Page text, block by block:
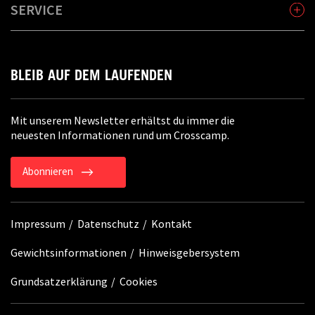
SERVICE
BLEIB AUF DEM LAUFENDEN
Mit unserem Newsletter erhältst du immer die
neuesten Informationen rund um Crosscamp.
Abonnieren
Impressum Datenschutz Kontakt
Gewichtsinformationen Hinweisgebersystem
Grundsatzerklärung Cookies